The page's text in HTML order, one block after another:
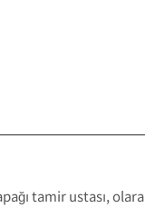
tamir ustası,